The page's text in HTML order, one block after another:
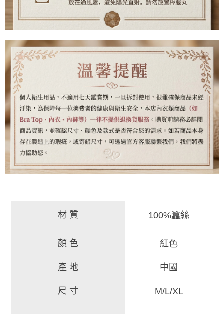
材 質 100%蠶絲
顏 色 紅色
產 地 中國
尺 寸 M/L/XL